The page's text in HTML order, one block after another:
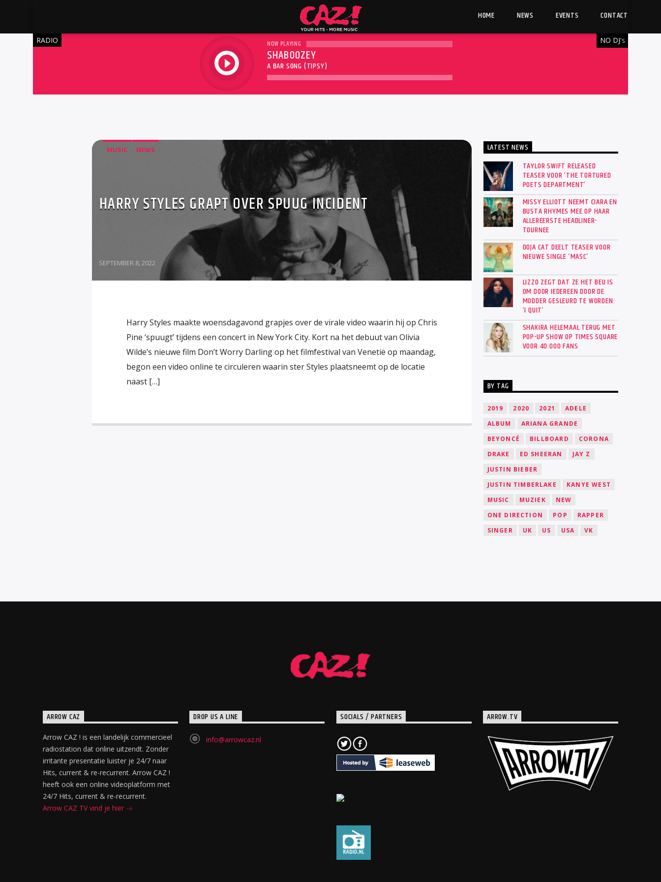
HOME NEWS EVENTS CONTACT
RADIO
play
NO DJ'S
NOW PLAYING
SHABOOZEY
A BAR SONG (TIPSY)
MUSIC NEWS
HARRY STYLES GRAPT OVER SPUUG INCIDENT
SEPTEMBER 8, 2022
Harry Styles maakte woensdagavond grapjes over de virale video waarin hij op Chris
Pine ‘spuugt’ tijdens een concert in New York City. Kort na het debuut van Olivia
Wilde’s nieuwe film Don’t Worry Darling op het filmfestival van Venetië op maandag,
begon een video online te circuleren waarin ster Styles plaatsneemt op de locatie
naast […]
LATEST NEWS
TAYLOR SWIFT RELEASED
TEASER VOOR ‘THE TORTURED
POETS DEPARTMENT’
MISSY ELLIOTT NEEMT CIARA EN
BUSTA RHYMES MEE OP HAAR
ALLEREERSTE HEADLINER-
TOURNEE
DOJA CAT DEELT TEASER VOOR
NIEUWE SINGLE ‘MASC’
LIZZO ZEGT DAT ZE HET BEU IS
OM DOOR IEDEREEN DOOR DE
MODDER GESLEURD TE WORDEN:
‘I QUIT’
SHAKIRA HELEMAAL TERUG MET
POP-UP SHOW OP TIMES SQUARE
VOOR 40.000 FANS
BY TAG
2019 2020 2021
ADELE
ALBUM
ARIANA GRANDE
BEYONCÉ
BILLBOARD
CORONA
DRAKE
ED SHEERAN
JAY Z
JUSTIN BIEBER
JUSTIN TIMBERLAKE
KANYE WEST
MUSIC
MUZIEK
NEW
ONE DIRECTION
POP
RAPPER
SINGER
UK US USA VK
ARROW CAZ
Arrow CAZ ! is een landelijk commercieel
radiostation dat online uitzendt. Zonder
irritante presentatie luister je 24/7 naar
Hits, current & re-recurrent. Arrow CAZ !
heeft ook een online videoplatform met
24/7 Hits, current & re-recurrent.
Arrow CAZ TV vind je hier
DROP US A LINE
info@arrowcaz.nl
SOCIALS / PARTNERS ARROW.TV